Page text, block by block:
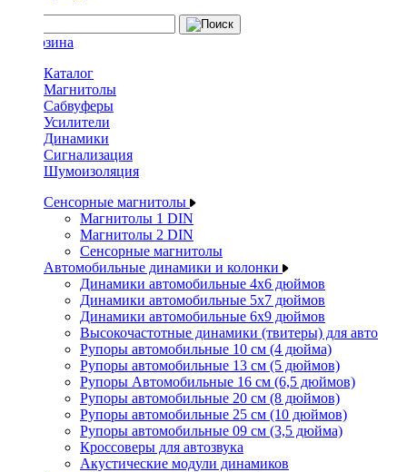
Каталог
Магнитолы
Сабвуферы
Усилители
Динамики
Сигнализация
Шумоизоляция
Сенсорные магнитолы
Магнитолы 1 DIN
Магнитолы 2 DIN
Сенсорные магнитолы
Автомобильные динамики и колонки
Динамики автомобильные 4x6 дюймов
Динамики автомобильные 5x7 дюймов
Динамики автомобильные 6x9 дюймов
Высокочастотные динамики (твитеры) для авто
Рупоры автомобильные 10 см (4 дюйма)
Рупоры автомобильные 13 см (5 дюймов)
Рупоры Автомобильные 16 см (6,5 дюймов)
Рупоры автомобильные 20 см (8 дюймов)
Рупоры автомобильные 25 см (10 дюймов)
Рупоры автомобильные 09 см (3,5 дюйма)
Кроссоверы для автозвука
Акустические модули динамиков